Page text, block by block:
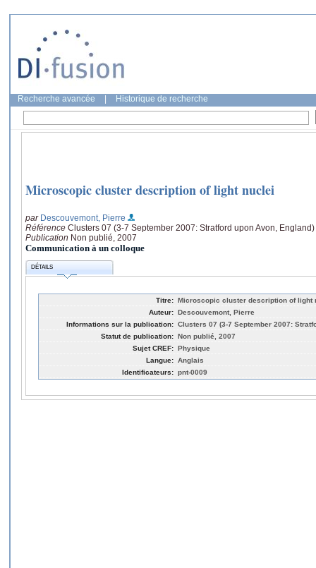
Recherche avancée Historique de recherche
Microscopic cluster description of light nuclei
par Descouvemont, Pierre
Référence Clusters 07 (3-7 September 2007: Stratford upon Avon, England)
Publication Non publié, 2007
Communication à un colloque
DÉTAILS
Titre: Microscopic cluster description of light
Auteur: Descouvemont, Pierre
Informations sur la publication: Clusters 07 (3-7 September 2007:
Statut de publication: Non publié, 2007
Sujet CREF: Physique
Langue: Anglais
Identificateurs: pnt-0009